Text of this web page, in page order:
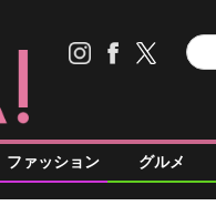
ファッション グルメ